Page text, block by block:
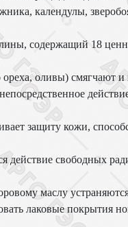
календулы,
содержащий 18
ореха, оливы) смягчают и
защиту кожи,
свободных
маслу
лаковые покрытия